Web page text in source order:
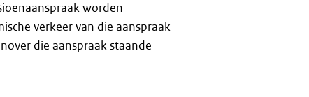
worden
verkeer van die aanspraak
die aanspraak staande